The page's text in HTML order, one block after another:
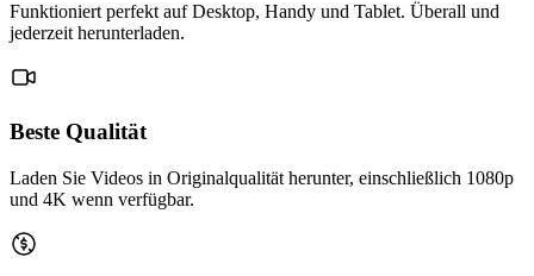
Funktioniert perfekt auf Desktop, Handy und Tablet. Überall und
jederzeit herunterladen.
Beste Qualität
Laden Sie Videos in Originalqualität herunter, einschließlich 1080p
und 4K wenn verfügbar.